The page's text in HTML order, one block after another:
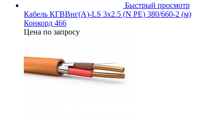
Быстрый просмотр
Кабель КГВВнг(А)-LS 3х2.5 (N PE) 380/660-2 (м)
Конкорд 466
Цена по запросу